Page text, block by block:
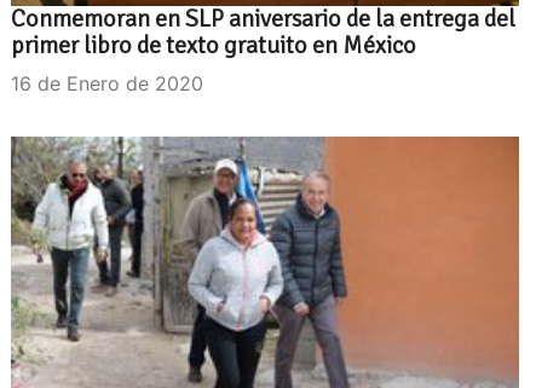
Conmemoran en SLP aniversario de la entrega del
primer libro de texto gratuito en México
16 de Enero de 2020